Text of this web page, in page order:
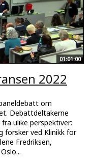
01:01:00
2022
om
Debattdeltakerne
ulike perspektiver:
forsker ved Klinikk for
Fredriksen,